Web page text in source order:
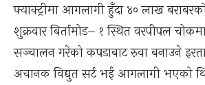
फ्याक्ट्रीमा आगलागी हुँदा ४० लाख
शुक्रवार बिर्तामोड– १ स्थित वरपीपल
सञ्चालन गरेको कपडाबाट रुवा बनाउने
अचानक विद्युत सर्ट भई आगलागी भएको